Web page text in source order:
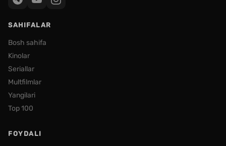
SAHIFALAR
Bosh sahifa
Kinolar
Seriallar
Multfilmlar
Yangilari
Top 100
FOYDALI